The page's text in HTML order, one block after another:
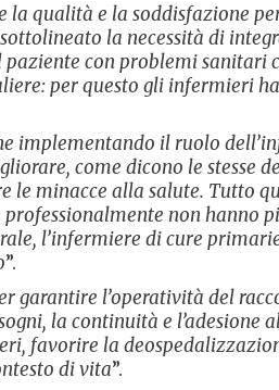
qualità e la soddisfazione
la necessità di
con problemi sanitari
per questo gli infermieri
implementando il ruolo
come dicono le stesse
le minacce alla salute. Tutto
non hanno
l’infermiere di cure
”.
garantire l’operatività del
la continuità e l’adesione
favorire la
di vita”.